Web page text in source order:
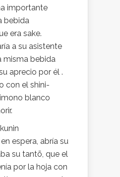
importante
bebida
era sake.
a su asistente
misma bebida
aprecio por él .
con el shini-
blanco
espera, abría su
su tantō, que el
por la hoja con